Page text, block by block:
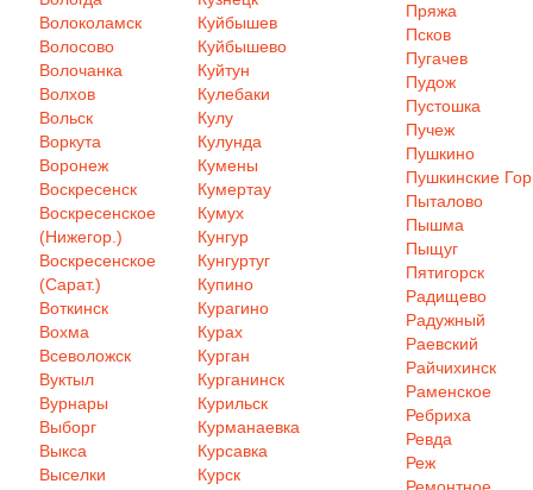
Волоколамск
Волосово
Волочанка
Волхов
Вольск
Воркута
Воронеж
Воскресенск
Воскресенское
(Нижегор.)
Воскресенское
(Сарат.)
Воткинск
Вохма
Всеволожск
Вуктыл
Вурнары
Выборг
Выкса
Выселки
Куйбышев
Куйбышево
Куйтун
Кулебаки
Кулу
Кулунда
Кумены
Кумертау
Кумух
Кунгур
Кунгуртуг
Купино
Курагино
Курах
Курган
Курганинск
Курильск
Курманаевка
Курсавка
Курск
Пряжа
Псков
Пугачев
Пудож
Пустошка
Пучеж
Пушкино
Пушкинские
Пыталово
Пышма
Пыщуг
Пятигорск
Радищево
Радужный
Раевский
Райчихинск
Раменское
Ребриха
Ревда
Реж